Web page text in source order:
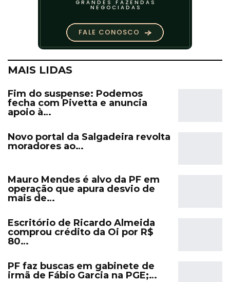
MAIS LIDAS
Fim do suspense: Podemos
fecha com Pivetta e anuncia
apoio à…
Novo portal da Salgadeira revolta
moradores ao…
Mauro Mendes é alvo da PF em
operação que apura desvio de
mais de…
Escritório de Ricardo Almeida
comprou crédito da Oi por R$
80…
PF faz buscas em gabinete de
irmã de Fábio Garcia na PGE;…